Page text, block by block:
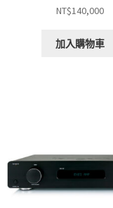
NT$140,000
加入購物車